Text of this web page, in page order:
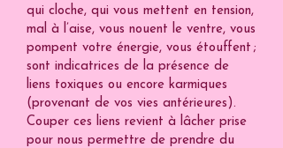
qui cloche, qui vous mettent en tension,
mal à l’aise, vous nouent le ventre, vous
pompent votre énergie, vous étouffent ;
sont indicatrices de la présence de
liens toxiques ou encore karmiques
(provenant de vos vies antérieures).
Couper ces liens revient à lâcher prise
pour nous permettre de prendre du